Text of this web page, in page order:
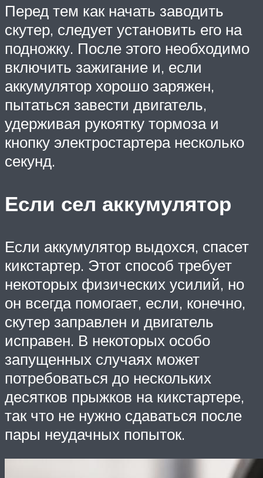
Перед тем как начать заводить
скутер, следует установить его на
подножку. После этого необходимо
включить зажигание и, если
аккумулятор хорошо заряжен,
пытаться завести двигатель,
удерживая рукоятку тормоза и
кнопку электростартера несколько
секунд.
Если сел аккумулятор
Если аккумулятор выдохся, спасет
кикстартер. Этот способ требует
некоторых физических усилий, но
он всегда помогает, если, конечно,
скутер заправлен и двигатель
исправен. В некоторых особо
запущенных случаях может
потребоваться до нескольких
десятков прыжков на кикстартере,
так что не нужно сдаваться после
пары неудачных попыток.